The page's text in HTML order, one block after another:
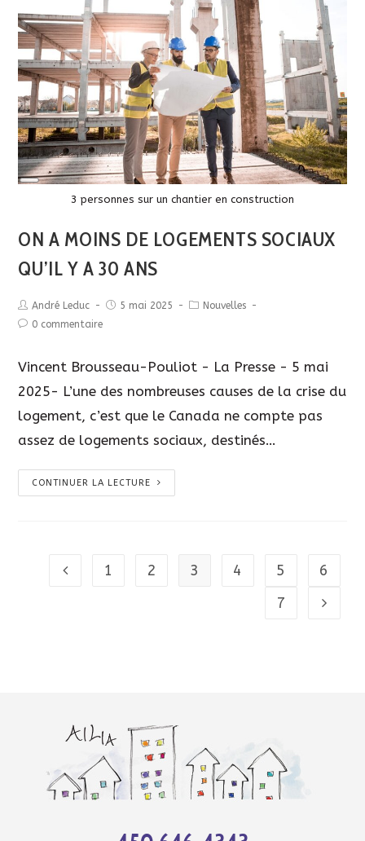
Long
Description3 personnes sur un chantier en construction
ON A MOINS DE LOGEMENTS SOCIAUX
QU’IL Y A 30 ANS
André Leduc 5 mai 2025
Nouvelles
0 commentaire
Vincent Brousseau-Pouliot - La Presse - 5 mai
2025- L’une des nombreuses causes de la crise du
logement, c’est que le Canada ne compte pas
assez de logements sociaux, destinés…
CONTINUER LA LECTURE
1 2 3 4 5
6
7